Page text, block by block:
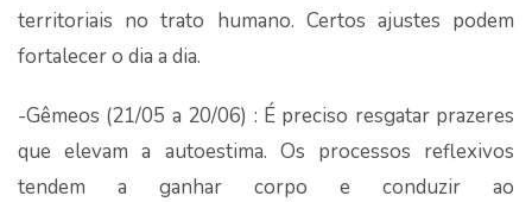
territoriais no trato humano. Certos ajustes podem
fortalecer o dia a dia.
-Gêmeos (21/05 a 20/06) : É preciso resgatar prazeres
que elevam a autoestima. Os processos reflexivos
tendem a ganhar corpo e conduzir ao